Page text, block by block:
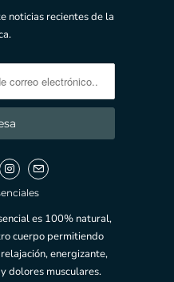
noticias recientes de la
es 100% natural,
cuerpo permitiendo
energizante,
dolores musculares.